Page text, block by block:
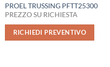
PROEL TRUSSING PFTT25300
PREZZO SU RICHIESTA
RICHIEDI PREVENTIVO